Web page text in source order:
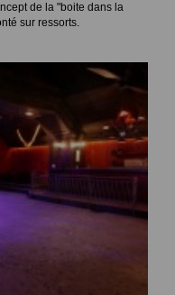
de la "boite dans la
sur ressorts.